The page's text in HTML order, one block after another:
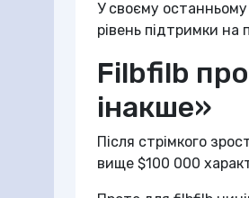
У своєму
рівень підтримки на
Filbfilb
інакше»
Після стрімкого
вище $100 000